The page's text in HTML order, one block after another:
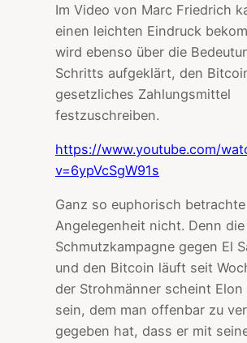
Im Video von Marc Friedrich
einen leichten Eindruck
wird ebenso über die
Schritts aufgeklärt, den
gesetzliches Zahlungsmittel
festzuschreiben.
https://www.youtube.com/
v=6ypVcSgW91s
Ganz so euphorisch
Angelegenheit nicht. Denn die
Schmutzkampagne gegen El
und den Bitcoin läuft seit
der Strohmänner scheint Elon
sein, dem man offenbar zu
gegeben hat, dass er mit